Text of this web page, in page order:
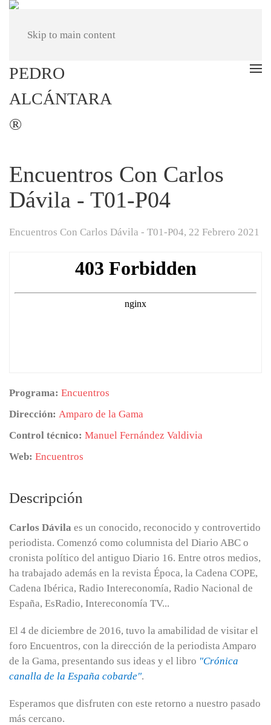
Skip to main content
Encuentros Con Carlos
Dávila - T01-P04
Encuentros Con Carlos Dávila - T01-P04, 22 Febrero 2021
Programa: Encuentros
Dirección: Amparo de la Gama
Control técnico: Manuel Fernández Valdivia
Web: Encuentros
Descripción
Carlos Dávila es un conocido, reconocido y controvertido
periodista. Comenzó como columnista del Diario ABC o
cronista político del antiguo Diario 16. Entre otros medios,
ha trabajado además en la revista Época, la Cadena COPE,
Cadena Ibérica, Radio Intereconomía, Radio Nacional de
España, EsRadio, Intereconomía TV...
El 4 de diciembre de 2016, tuvo la amabilidad de visitar el
foro Encuentros, con la dirección de la periodista Amparo
de la Gama, presentando sus ideas y el libro "Crónica
canalla de la España cobarde".
Esperamos que disfruten con este retorno a nuestro pasado
más cercano.